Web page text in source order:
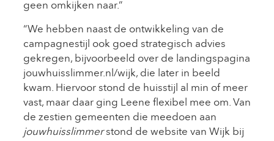
geen omkijken naar.”
“We hebben naast de ontwikkeling van de
campagnestijl ook goed strategisch advies
gekregen, bijvoorbeeld over de landingspagina
jouwhuisslimmer.nl/wijk, die later in beeld
kwam. Hiervoor stond de huisstijl al min of meer
vast, maar daar ging Leene flexibel mee om. Van
de zestien gemeenten die meedoen aan
jouwhuisslimmerstond de website van Wijk bij